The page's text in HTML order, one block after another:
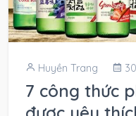
Huyền Trang
7 công thức